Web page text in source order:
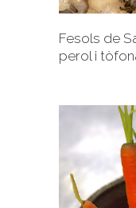
Fesols de
perol i